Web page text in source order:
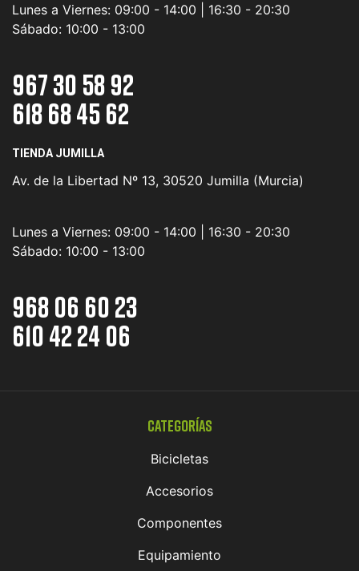
Lunes a Viernes: 09:00 - 14:00 | 16:30 - 20:30
Sábado: 10:00 - 13:00
967 30 58 92
618 68 45 62
TIENDA JUMILLA
Av. de la Libertad Nº 13, 30520 Jumilla (Murcia)
Lunes a Viernes: 09:00 - 14:00 | 16:30 - 20:30
Sábado: 10:00 - 13:00
968 06 60 23
610 42 24 06
Categorías
Bicicletas
Accesorios
Componentes
Equipamiento